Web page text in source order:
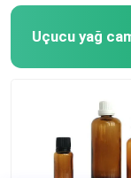
Uçucu yağ